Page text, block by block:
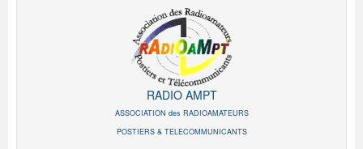
RADIO AMPT
ASSOCIATION des RADIOAMATEURS
POSTIERS & TELECOMMUNICANTS